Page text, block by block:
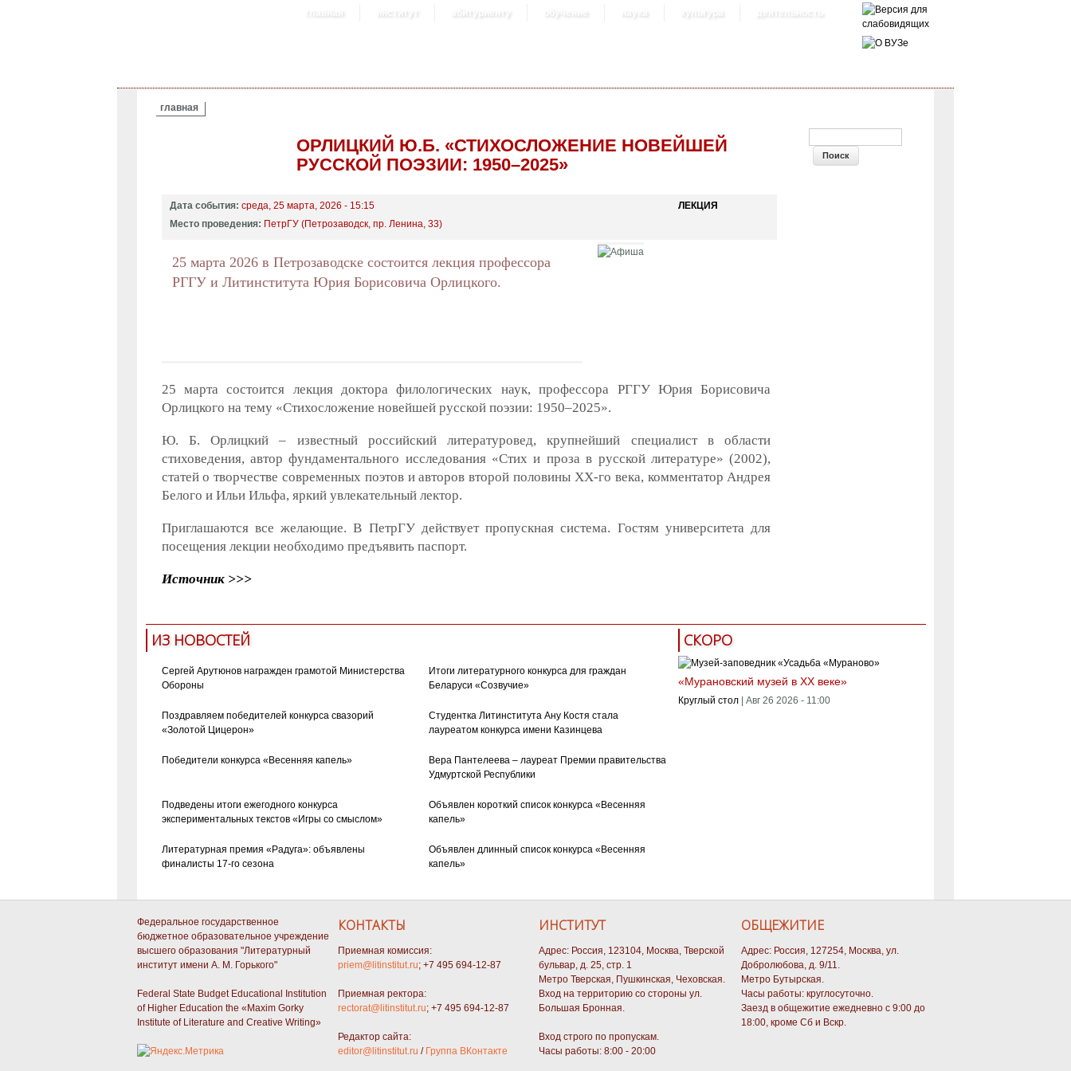
главная институт абитуриенту обучение наука культура деятельность
ВЫ ЗДЕСЬ
главная
ОРЛИЦКИЙ Ю.Б. «СТИХОСЛОЖЕНИЕ НОВЕЙШЕЙ
РУССКОЙ ПОЭЗИИ: 1950–2025»
Дата события: среда, 25 марта, 2026 - 15:15
Место проведения: ПетрГУ (Петрозаводск, пр. Ленина, 33)
ЛЕКЦИЯ
25 марта 2026 в Петрозаводске состоится лекция профессора
РГГУ и Литинститута Юрия Борисовича Орлицкого.
25 марта состоится лекция доктора филологических наук, профессора РГГУ Юрия Борисовича
Орлицкого на тему «Стихосложение новейшей русской поэзии: 1950–2025».
Ю. Б. Орлицкий – известный российский литературовед, крупнейший специалист в области
стиховедения, автор фундаментального исследования «Стих и проза в русской литературе» (2002),
статей о творчестве современных поэтов и авторов второй половины XX-го века, комментатор Андрея
Белого и Ильи Ильфа, яркий увлекательный лектор.
Приглашаются все желающие. В ПетрГУ действует пропускная система. Гостям университета для
посещения лекции необходимо предъявить паспорт.
Источник >>>
ФОРМА ПОИСКА
ИЗ НОВОСТЕЙ
Сергей Арутюнов награжден грамотой Министерства
Обороны
Итоги литературного конкурса для граждан
Беларуси «Созвучие»
Поздравляем победителей конкурса свазорий
«Золотой Цицерон»
Студентка Литинститута Ану Костя стала
лауреатом конкурса имени Казинцева
Победители конкурса «Весенняя капель»
Вера Пантелеева – лауреат Премии правительства
Удмуртской Республики
Подведены итоги ежегодного конкурса
экспериментальных текстов «Игры со смыслом»
Объявлен короткий список конкурса «Весенняя
капель»
Литературная премия «Радуга»: объявлены
финалисты 17-го сезона
Объявлен длинный список конкурса «Весенняя
капель»
СКОРО
«Мурановский музей в XX веке»
Круглый стол Авг 26 2026 - 11:00
Федеральное государственное
бюджетное образовательное учреждение
высшего образования "Литературный
институт имени А. М. Горького"
Federal State Budget Educational Institution
of Higher Education the «Maxim Gorky
Institute of Literature and Creative Writing»
КОНТАКТЫ
Приемная комиссия:
priem@litinstitut.ru; +7 495 694-12-87
Приемная ректора:
rectorat@litinstitut.ru; +7 495 694-12-87
Редактор сайта:
editor@litinstitut.ru / Группа ВКонтакте
ИНСТИТУТ
Адрес: Россия, 123104, Москва, Тверской
бульвар, д. 25, стр. 1
Метро Тверская, Пушкинская, Чеховская.
Вход на территорию со стороны ул.
Большая Бронная.
Вход строго по пропускам.
Часы работы: 8:00 - 20:00
ОБЩЕЖИТИЕ
Адрес: Россия, 127254, Москва, ул.
Добролюбова, д. 9/11.
Метро Бутырская.
Часы работы: круглосуточно.
Заезд в общежитие ежедневно с 9:00 до
18:00, кроме Сб и Вскр.